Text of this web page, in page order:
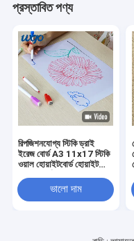
প্রস্তাবিত পণ্য
রিপজিশনযোগ্য স্টিকি ড্রাই
ইরেজ বোর্ড A3 11x17 স্টিকি
ওয়াল হোয়াইটবোর্ড হোয়াইট
ভালো দাম